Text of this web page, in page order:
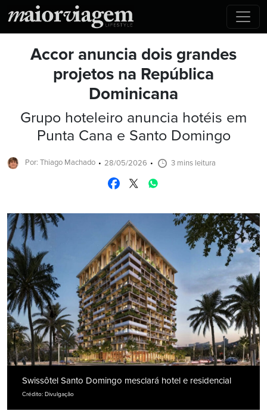
Accor anuncia dois grandes
projetos na República
Dominicana
Grupo hoteleiro anuncia hotéis em
Punta Cana e Santo Domingo
Por: Thiago Machado 28/05/2026 3 mins leitura
Swissôtel Santo Domingo mesclará hotel e residencial
Crédito: Divulgação